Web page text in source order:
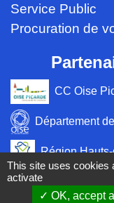
Service Public
Procuration de
CC Oise
Département
Région
Préfecture de
This site uses cookies
activate
OK, accept all